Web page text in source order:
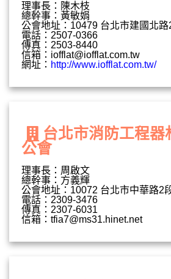
理事長：陳木枝
總幹事：黃敏娟
公會地址：10479 台北市建國北
電話：2507-0366
傳真：2503-8440
信箱： iofflat@iofflat.com.tw
網址： http://www.iofflat.com.tw/
台北市消防工程器
公會
理事長：周啟文
總幹事：方義輝
公會地址：10072 台北市中華路2
電話：2309-3476
傳真：2307-6031
信箱： tfia7@ms31.hinet.net